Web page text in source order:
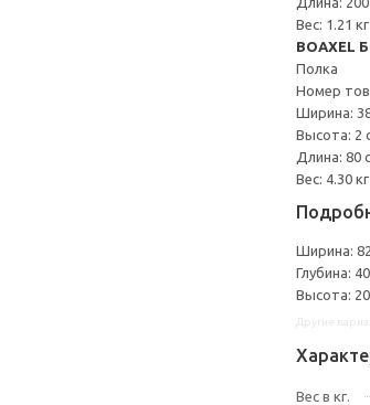
Вес: 1.21 кг
BOAXEL
Полка
Номер
Ширина:
Высота: 2
Длина: 80
Вес: 4.30 кг
Ширина:
Глубина:
Высота:
Вес в кг.